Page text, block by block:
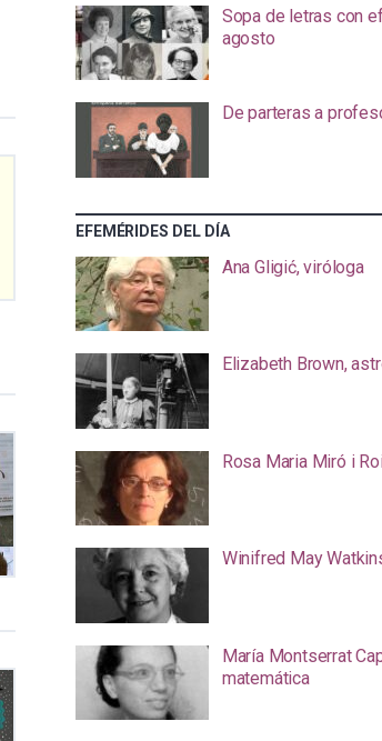
Sopa de letras con
agosto
De parteras a
EFEMÉRIDES DEL DÍA
Ana Gligić, viróloga
Elizabeth Brown,
Rosa Maria Miró i
Winifred May
María Montserrat
matemática